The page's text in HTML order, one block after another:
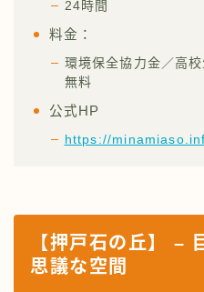
24時間
料金：
環境保全協力金／高
無料
公式HP
https://
【押戸石の丘】 –
思議な空間